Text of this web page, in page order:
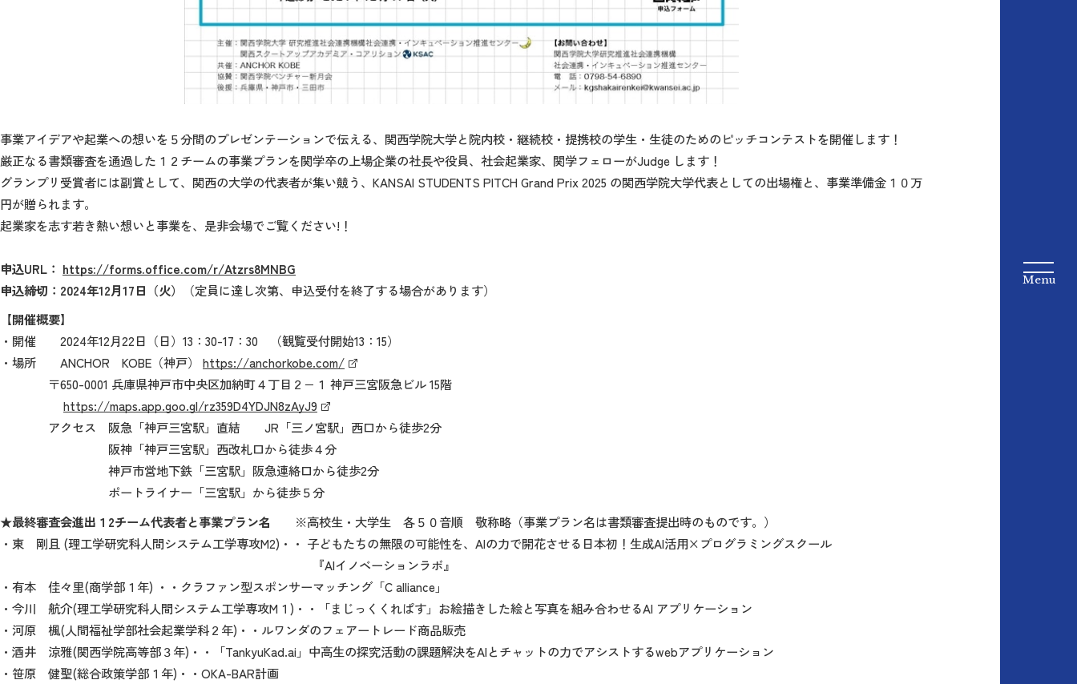
事業アイデアや起業への想いを５分間のプレゼンテーションで伝える、関西学院大学と院内校・継続校・提携校の学生・生徒のためのピッチコンテストを開催します！
厳正なる書類審査を通過した１２チームの事業プランを関学卒の上場企業の社長や役員、社会起業家、関学フェローがJudge します！
グランプリ受賞者には副賞として、関西の大学の代表者が集い競う、KANSAI STUDENTS PITCH Grand Prix 2025 の関西学院大学代表としての出場権と、事業準備金１０万
円が贈られます。
起業家を志す若き熱い想いと事業を、是非会場でご覧ください!！
申込URL： https://forms.office.com/r/Atzrs8MNBG
申込締切：2024年12月17日（火）
（定員に達し次第、申込受付を終了する場合があります）
【開催概要】
・開催 2024年12月22日（日）13：30-17：30 （観覧受付開始13：15）
・場所 ANCHOR KOBE（神戸） https://anchorkobe.com/
〒650-0001 兵庫県神戸市中央区加納町４丁目２−１ 神戸三宮阪急ビル 15階
https://maps.app.goo.gl/rz359D4YDJN8zAyJ9
アクセス 阪急「神戸三宮駅」直結 JR「三ノ宮駅」西口から徒歩2分
阪神「神戸三宮駅」西改札口から徒歩４分
神戸市営地下鉄「三宮駅」阪急連絡口から徒歩2分
ポートライナー「三宮駅」から徒歩５分
★最終審査会進出１2チーム代表者と事業プラン名
※高校生・大学生 各５０音順 敬称略（事業プラン名は書類審査提出時のものです。）
・東 剛且 (理工学研究科人間システム工学専攻M2)・・ 子どもたちの無限の可能性を、AIの力で開花させる日本初！生成AI活用×プログラミングスクール
『AIイノベーションラボ』
・有本 佳々里(商学部１年) ・・クラファン型スポンサーマッチング「C alliance」
・今川 航介(理工学研究科人間システム工学専攻M１)・・「まじっくくれぱす」お絵描きした絵と写真を組み合わせるAI アプリケーション
・河原 楓(人間福祉学部社会起業学科２年)・・ルワンダのフェアートレード商品販売
・酒井 涼雅(関西学院高等部３年)・・「TankyuKad.ai」中高生の探究活動の課題解決をAIとチャットの力でアシストするwebアプリケーション
・笹原 健聖(総合政策学部１年)・・OKA-BAR計画